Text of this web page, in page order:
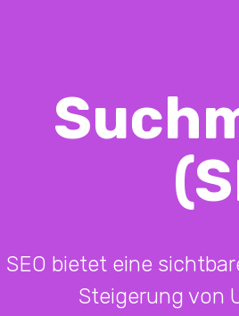
SEO bietet eine
Steigerung von